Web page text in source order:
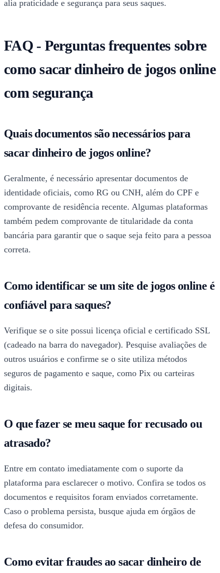
alia praticidade e segurança para seus saques.
FAQ - Perguntas frequentes sobre
como sacar dinheiro de jogos online
com segurança
Quais documentos são necessários para
sacar dinheiro de jogos online?
Geralmente, é necessário apresentar documentos de
identidade oficiais, como RG ou CNH, além do CPF e
comprovante de residência recente. Algumas plataformas
também pedem comprovante de titularidade da conta
bancária para garantir que o saque seja feito para a pessoa
correta.
Como identificar se um site de jogos online é
confiável para saques?
Verifique se o site possui licença oficial e certificado SSL
(cadeado na barra do navegador). Pesquise avaliações de
outros usuários e confirme se o site utiliza métodos
seguros de pagamento e saque, como Pix ou carteiras
digitais.
O que fazer se meu saque for recusado ou
atrasado?
Entre em contato imediatamente com o suporte da
plataforma para esclarecer o motivo. Confira se todos os
documentos e requisitos foram enviados corretamente.
Caso o problema persista, busque ajuda em órgãos de
defesa do consumidor.
Como evitar fraudes ao sacar dinheiro de